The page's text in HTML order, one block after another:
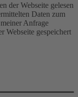
der Webseite gelesen
Daten zum
Anfrage
Webseite gespeichert